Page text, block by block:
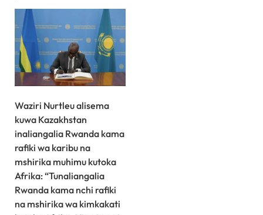
Waziri Nurtleu alisema
kuwa Kazakhstan
inaliangalia Rwanda kama
rafiki wa karibu na
mshirika muhimu kutoka
Afrika: “Tunaliangalia
Rwanda kama nchi rafiki
na mshirika wa kimkakati